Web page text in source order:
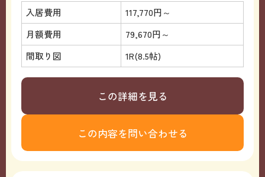
入居費用
117,770円～
月額費用
79,670円～
間取り図
1R(8.5帖)
この詳細を見る
この内容を問い合わせる